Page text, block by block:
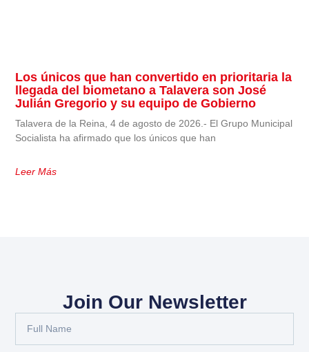
Los únicos que han convertido en prioritaria la
llegada del biometano a Talavera son José
Julián Gregorio y su equipo de Gobierno
Talavera de la Reina, 4 de agosto de 2026.- El Grupo Municipal
Socialista ha afirmado que los únicos que han
Leer Más
Join Our Newsletter